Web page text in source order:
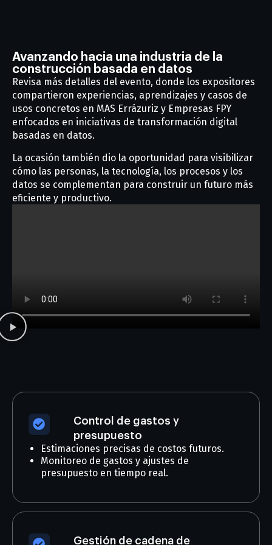
Avanzando hacia una industria de la
construcción basada en datos
Revisa más detalles del evento, donde los expositores
compartieron experiencias, aprendizajes y casos de
usos concretos en MAS Errázuriz y Empresas FPY
enfocados en iniciativas de transformación digital
basadas en datos.
La ocasión también dio la oportunidad para visibilizar
cómo las personas, la tecnología, los procesos y los
datos se complementan para construir un futuro más
eficiente y productivo.
Control de gastos y
presupuesto
Estimaciones precisas de costos futuros.
Monitoreo de gastos y ajustes de
presupuesto en tiempo real.
Gestión de cadena de